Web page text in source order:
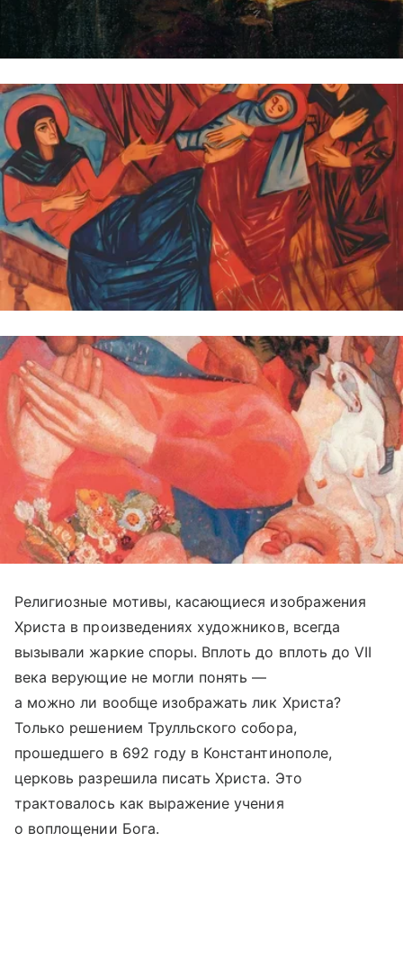
Религиозные мотивы, касающиеся изображения
Христа в произведениях художников, всегда
вызывали жаркие споры. Вплоть до вплоть до VII
века верующие не могли понять —
а можно ли вообще изображать лик Христа?
Только решением Трулльского собора,
прошедшего в 692 году в Константинополе,
церковь разрешила писать Христа. Это
трактовалось как выражение учения
о воплощении Бога.